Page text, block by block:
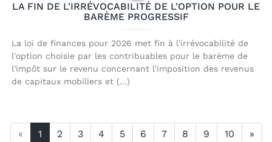
LA FIN DE L'IRRÉVOCABILITÉ DE L'OPTION POUR LE
BARÈME PROGRESSIF
La loi de finances pour 2026 met fin à l'irrévocabilité de
l'option choisie par les contribuables pour le barème de
l'impôt sur le revenu concernant l'imposition des revenus
de capitaux mobiliers et (...)
« 1 2 3 4 5 6 7 8 9 10 »